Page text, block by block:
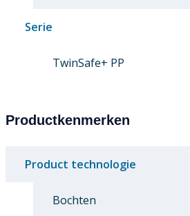
Serie
TwinSafe+ PP
Productkenmerken
Product technologie
Bochten